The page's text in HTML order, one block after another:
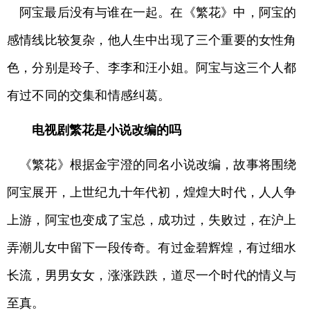
阿宝最后没有与谁在一起。在《繁花》中，阿宝的
感情线比较复杂，他人生中出现了三个重要的女性角
色，分别是玲子、李李和汪小姐。阿宝与这三个人都
有过不同的交集和情感纠葛。
电视剧繁花是小说改编的吗
《繁花》根据金宇澄的同名小说改编，故事将围绕
阿宝展开，上世纪九十年代初，煌煌大时代，人人争
上游，阿宝也变成了宝总，成功过，失败过，在沪上
弄潮儿女中留下一段传奇。有过金碧辉煌，有过细水
长流，男男女女，涨涨跌跌，道尽一个时代的情义与
至真。